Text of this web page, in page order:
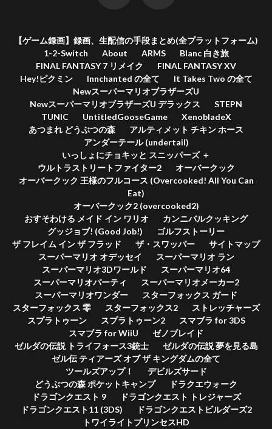
【ゲーム録画】録画、生配信の手段まとめ(全プラットフォーム)
1-2-Switch
About ARMS
Blanc 白き旅
FINAL FANTASY 7 リメイク
FINAL FANTASY XV
Hey!ピクミン
Innchanted の全て
It Takes Two の全て
NewスーパーマリオブラザーズU
NewスーパーマリオブラザーズU デラックス
STEPN
TUNIC
UntitledGooseGame
XenobladeX
あつまれ どうぶつの森
アルティメット チキン ホース
アンダーテール (undertail)
いっしょにチョキッと スニッパーズ ＋
ウルトラストリートファイター2
オーバークック
オーバークック 王様のフルコース (Overcooked! All You Can
Eat)
オーバークック2 (overcooked2)
おすそわける メイド イン ワリオ
カンニバルクッキング
グッジョブ! (Good Job!)
ゴルフストーリー
ザ フレイム イン ザ フラッド
ザ・スワッパー
サイトマップ
スーパーマリオ オデッセイ
スーパーマリオ ラン
スーパーマリオ3Dワールド
スーパーマリオ64
スーパーマリオパーティ
スーパーマリオメーカー2
スーパーマリオワンダー
スターフォックス ガード
スターフォックス 零
スターフォックス2
ストレッチャーズ
スプラトゥーン
スプラトゥーン2
スマブラ for 3DS
スマブラ for WiiU
ゼノブレイド
ゼルダの伝説 トライフォース3銃士
ゼルダの伝説 夢を見る島
ゼル伝 ティアーズ オブ ザ キングダムの全て
ツールズアップ！
デビルズサード
どうぶつの森 ポケットキャンプ
ドラクエウォーク
ドラゴンクエスト 9
ドラゴンクエスト トレジャーズ
ドラゴンクエスト11 (3DS)
ドラゴンクエストビルダーズ2
トワイライトプリンセスHD